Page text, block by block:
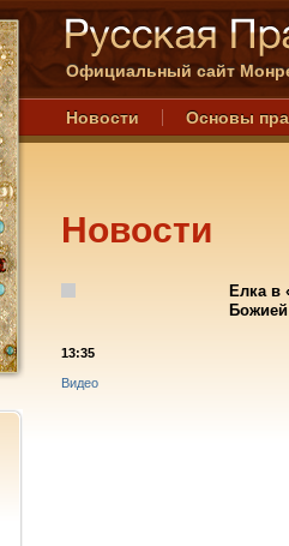
Официальный сайт
Новости Основы
Новости
Елка в
13:35
Видео